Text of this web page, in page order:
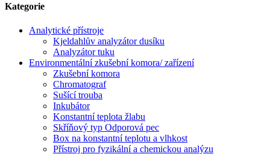
Kategorie
Analytické přístroje
Kjeldahlův analyzátor dusíku
Analyzátor tuku
Environmentální zkušební komora/ zařízení
Zkušební komora
Chromatograf
Sušící trouba
Inkubátor
Konstantní teplota žlabu
Skříňový typ Odporová pec
Box na konstantní teplotu a vlhkost
Přístroj pro fyzikální a chemickou analýzu